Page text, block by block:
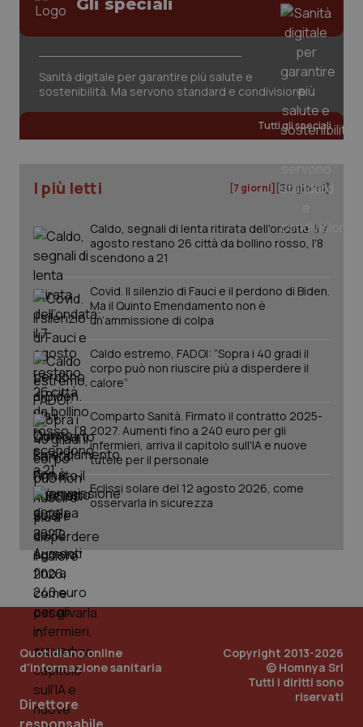
Gli speciali
Sanità digitale per garantire più salute e
sostenibilità. Ma servono standard e condivisione
Tutti gli speciali
I più letti [7 giorni] [30 giorni]
Caldo, segnali di lenta ritirata dell'ondata: il 7
agosto restano 26 città da bollino rosso, l'8
scendono a 21
Covid. Il silenzio di Fauci e il perdono di Biden.
Ma il Quinto Emendamento non è
un’ammissione di colpa
Caldo estremo, FADOI: “Sopra i 40 gradi il
corpo può non riuscire più a disperdere il
calore”
Comparto Sanità. Firmato il contratto 2025-
2027. Aumenti fino a 240 euro per gli
infermieri, arriva il capitolo sull'IA e nuove
tutele per il personale
Eclissi solare del 12 agosto 2026, come
osservarla in sicurezza
Quotidiano online
d'informazione sanitaria
Direttore
Copyright 2013-2026
© Homnya Srl
Tutti i diritti sono
riservati
CookieScriptConsent
CookieScript
www.quotidianosanita.it
tracking-sites-ironfish-
tracking-enable
www.quotidianosanita.it
tracking-sites-ironfish-
session-id
_ga
.quotidianosanita.it